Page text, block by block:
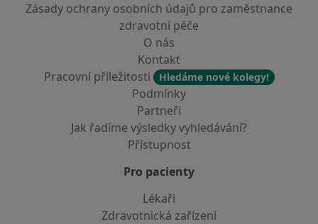
Zásady ochrany osobních údajů pro zaměstnance
zdravotní péče
O nás
Kontakt
Pracovní příležitosti
Hledáme nové kolegy!
Podmínky
Partneři
Jak řadíme výsledky vyhledávání?
Přístupnost
Pro pacienty
Lékaři
Zdravotnická zařízení